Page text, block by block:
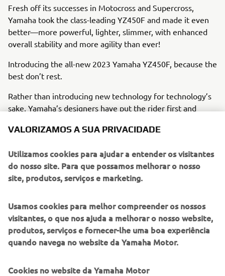
Fresh off its successes in Motocross and Supercross,
Yamaha took the class-leading YZ450F and made it even
better—more powerful, lighter, slimmer, with enhanced
overall stability and more agility than ever!
Introducing the all-new 2023 Yamaha YZ450F, because the
best don’t rest.
Rather than introducing new technology for technology’s
sake, Yamaha’s designers have put the rider first and
evaluated the potential advantages that any new feature
levels.
The result is a highly competitive motocross bike that is
the rider is a seasoned pro or a weekend racer. Equipped
with a lighter and more powerful new engine as well as a
newly developed lightweight chassis and all-new
ergonomic bodywork, producing 5% more power across
the range and weighing just 109 kg with a full tank of fuel,
Yamaha’s flagship motocross machine.
VALORIZAMOS A SUA PRIVACIDADE
Utilizamos cookies para ajudar a entender os visitantes
do nosso site. Para que possamos melhorar o nosso
site, produtos, serviços e marketing.
Usamos cookies para melhor compreender os nossos
visitantes, o que nos ajuda a melhorar o nosso website,
produtos, serviços e fornecer-lhe uma boa experiência
quando navega no website da Yamaha Motor.
Cookies no website da Yamaha Motor